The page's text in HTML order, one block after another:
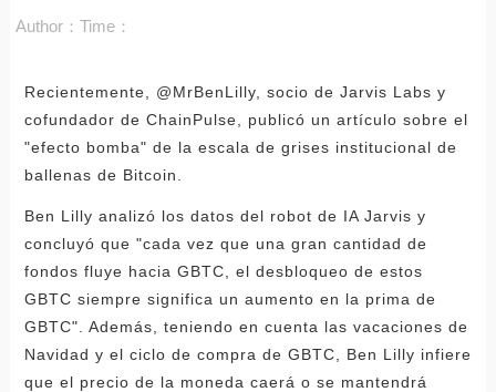
Author： Time：
Recientemente, @MrBenLilly, socio de Jarvis Labs y
cofundador de ChainPulse, publicó un artículo sobre el
"efecto bomba" de la escala de grises institucional de
ballenas de Bitcoin.
Ben Lilly analizó los datos del robot de IA Jarvis y
concluyó que "cada vez que una gran cantidad de
fondos fluye hacia GBTC, el desbloqueo de estos
GBTC siempre significa un aumento en la prima de
GBTC". Además, teniendo en cuenta las vacaciones de
Navidad y el ciclo de compra de GBTC, Ben Lilly infiere
que el precio de la moneda caerá o se mantendrá